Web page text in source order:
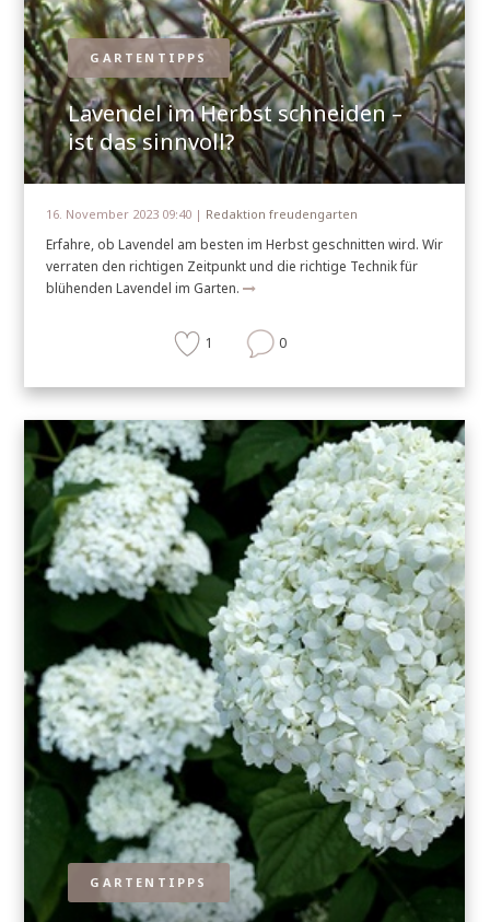
GARTENTIPPS
Lavendel im Herbst schneiden –
ist das sinnvoll?
16. November 2023 09:40 | Redaktion freudengarten
Erfahre, ob Lavendel am besten im Herbst geschnitten wird. Wir
verraten den richtigen Zeitpunkt und die richtige Technik für
blühenden Lavendel im Garten.
1 0
GARTENTIPPS